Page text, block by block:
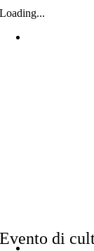
Loading...
Evento di